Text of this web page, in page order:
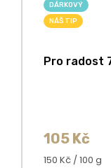
DÁRKOVÝ
NÁŠ TIP
Pro radost
105 Kč
Měrná
150 Kč / 100 g